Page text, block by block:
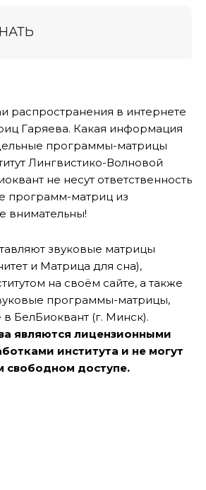
распространения в интернете
Гаряева. Какая информация
программы-матрицы
Лингвистико-Волновой
не несут ответственность
программ-матриц из
внимательны!
звуковые матрицы
и Матрица для сна),
на своём сайте, а также
программы-матрицы,
БелБиоквант (г. Минск).
являются лицензионными
института и не могут
свободном доступе.